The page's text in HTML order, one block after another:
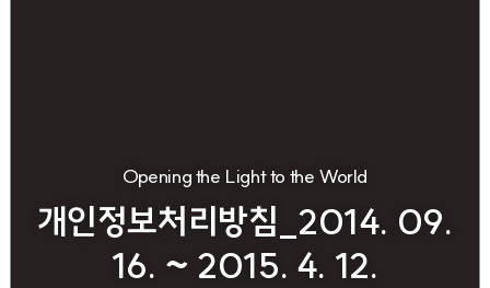
Opening the Light to the World
개인정보처리방침_2014. 09.
16. ~ 2015. 4. 12.